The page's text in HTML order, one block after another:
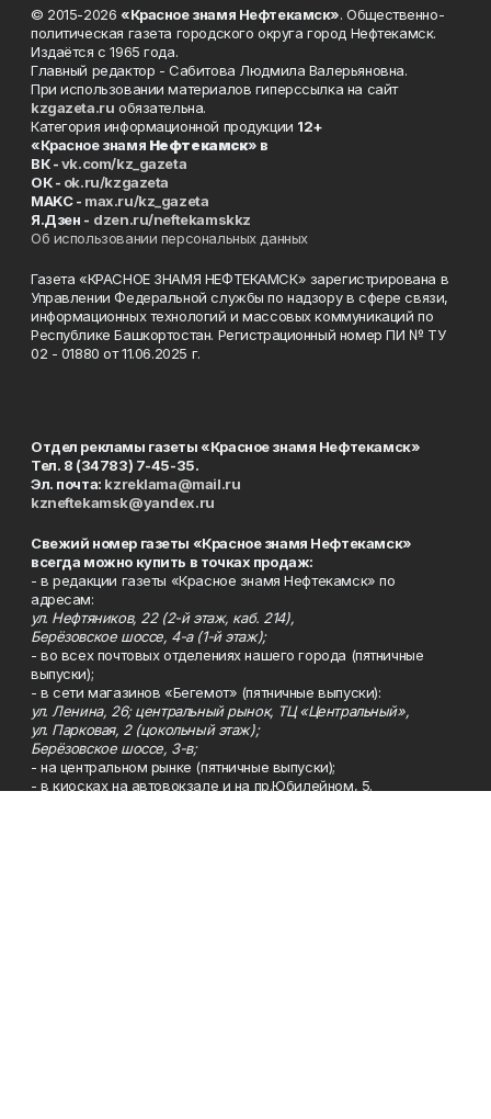
© 2015-2026 «Красное знамя Нефтекамск». Общественно-
политическая газета городского округа город Нефтекамск.
Издаётся с 1965 года.
Главный редактор - Сабитова Людмила Валерьяновна.
При использовании материалов гиперссылка на сайт
kzgazeta.ru обязательна.
Категория информационной продукции 12+
«Красное знамя Нефтекамск» в
ВК -vk.com/kz_gazeta
ОК - ok.ru/kzgazeta
MAKC - max.ru/kz_gazeta
Я.Дзен - dzen.ru/neftekamskkz
Об использовании персональных данных
Газета «КРАСНОЕ ЗНАМЯ НЕФТЕКАМСК» зарегистрирована в
Управлении Федеральной службы по надзору в сфере связи,
информационных технологий и массовых коммуникаций по
Республике Башкортостан. Регистрационный номер ПИ № ТУ
02 - 01880 от 11.06.2025 г.
Отдел рекламы газеты «Красное знамя Нефтекамск»
Тел. 8 (34783) 7-45-35.
Эл. почта: kzreklama@mail.ru
kzneftekamsk@yandex.ru
Свежий номер газеты «Красное знамя Нефтекамск»
всегда можно купить в точках продаж:
- в редакции газеты «Красное знамя Нефтекамск» по
адресам:
ул. Нефтяников, 22 (2-й этаж, каб. 214),
Берёзовское шоссе, 4-а (1-й этаж);
- во всех почтовых отделениях нашего города (пятничные
выпуски);
- в сети магазинов «Бегемот» (пятничные выпуски):
ул. Ленина, 26; центральный рынок, ТЦ «Центральный»,
ул. Парковая, 2 (цокольный этаж);
Берёзовское шоссе, 3-в;
- на центральном рынке (пятничные выпуски);
- в киосках на автовокзале и на пр.Юбилейном, 5.